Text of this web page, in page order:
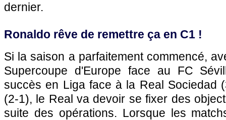
dernier.
Ronaldo rêve de remettre ça en C1 !
Si la saison a parfaitement commencé,
Supercoupe d'Europe face au FC
succès en Liga face à la Real Sociedad
(2-1), le Real va devoir se fixer des
suite des opérations. Lorsque les